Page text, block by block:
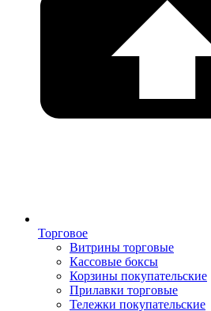
Торговое
Витрины торговые
Кассовые боксы
Корзины покупательские
Прилавки торговые
Тележки покупательские